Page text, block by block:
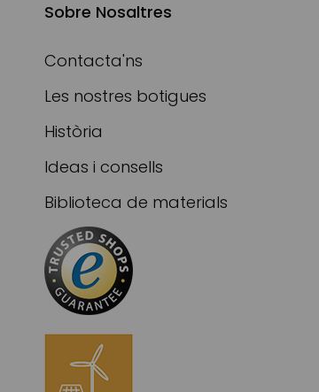
Sobre Nosaltres
Contacta'ns
Les nostres botigues
Història
Ideas i consells
Biblioteca de materials